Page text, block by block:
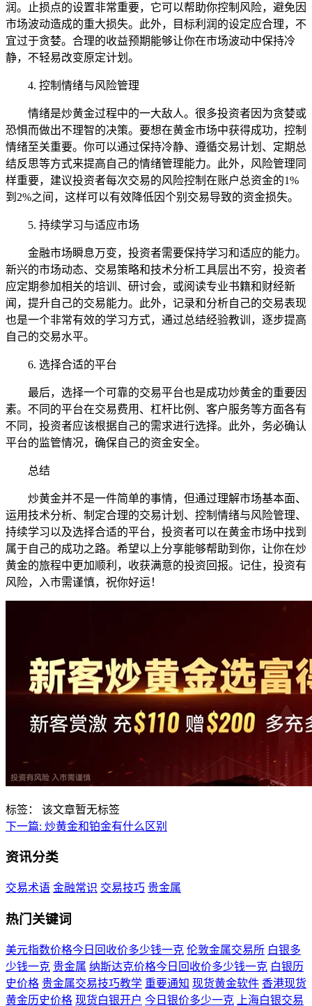
润。止损点的设置非常重要，它可以帮助你控制风险，避免因
市场波动造成的重大损失。此外，目标利润的设定应合理，不
宜过于贪婪。合理的收益预期能够让你在市场波动中保持冷
静，不轻易改变原定计划。
4. 控制情绪与风险管理
情绪是炒黄金过程中的一大敌人。很多投资者因为贪婪或
恐惧而做出不理智的决策。要想在黄金市场中获得成功，控制
情绪至关重要。你可以通过保持冷静、遵循交易计划、定期总
结反思等方式来提高自己的情绪管理能力。此外，风险管理同
样重要，建议投资者每次交易的风险控制在账户总资金的1%
到2%之间，这样可以有效降低因个别交易导致的资金损失。
5. 持续学习与适应市场
金融市场瞬息万变，投资者需要保持学习和适应的能力。
新兴的市场动态、交易策略和技术分析工具层出不穷，投资者
应定期参加相关的培训、研讨会，或阅读专业书籍和财经新
闻，提升自己的交易能力。此外，记录和分析自己的交易表现
也是一个非常有效的学习方式，通过总结经验教训，逐步提高
自己的交易水平。
6. 选择合适的平台
最后，选择一个可靠的交易平台也是成功炒黄金的重要因
素。不同的平台在交易费用、杠杆比例、客户服务等方面各有
不同，投资者应该根据自己的需求进行选择。此外，务必确认
平台的监管情况，确保自己的资金安全。
总结
炒黄金并不是一件简单的事情，但通过理解市场基本面、
运用技术分析、制定合理的交易计划、控制情绪与风险管理、
持续学习以及选择合适的平台，投资者可以在黄金市场中找到
属于自己的成功之路。希望以上分享能够帮助到你，让你在炒
黄金的旅程中更加顺利，收获满意的投资回报。记住，投资有
风险，入市需谨慎，祝你好运！
标签：
该文章暂无标签
下一篇: 炒黄金和铂金有什么区别
资讯分类
交易术语 金融常识 交易技巧 贵金属
热门关键词
美元指数价格今日回收价多少钱一克 伦敦金属交易所 白银多
少钱一克 贵金属 纳斯达克价格今日回收价多少钱一克 白银历
史价格 贵金属交易技巧教学 重要通知 现货黄金软件 香港现货
黄金历史价格 现货白银开户 今日银价多少一克 上海白银交易